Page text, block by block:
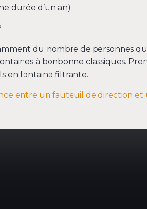
durée d’un an) ;
du nombre de personnes
à bonbonne classiques.
en fontaine filtrante.
entre un fauteuil de direction et